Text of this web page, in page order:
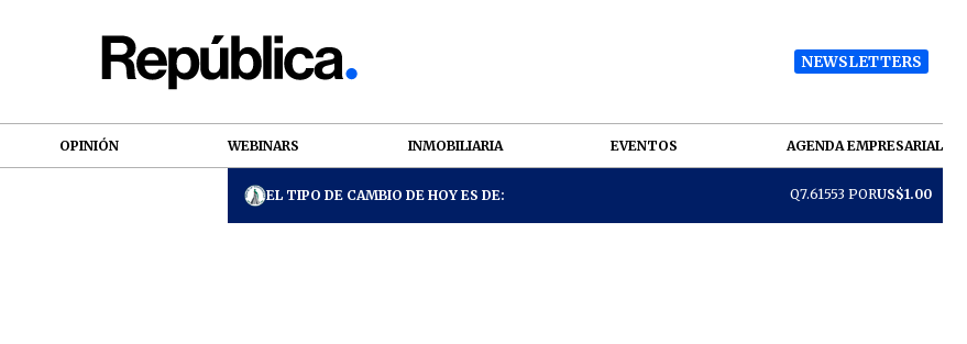
NEWSLETTERS
OPINIÓN WEBINARS INMOBILIARIA EVENTOS AGENDA EMPRESARIAL
EL TIPO DE CAMBIO DE HOY ES DE: Q7.61553 PORUS$1.00